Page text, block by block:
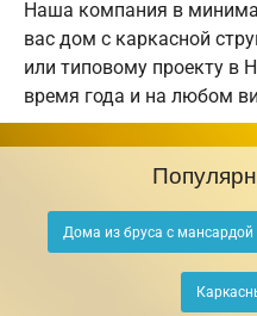
Наша компания в
вас дом с каркасной
или типовому проекту в
время года и на любом
Дома из бруса с мансардой